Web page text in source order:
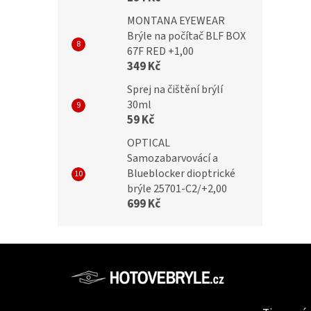
MONTANA EYEWEAR
Brýle na počítač BLF BOX
67F RED +1,00
349 Kč
Sprej na čištění brýlí
30ml
59 Kč
OPTICAL
Samozabarvovácí a
Blueblocker dioptrické
brýle 25701-C2/+2,00
699 Kč